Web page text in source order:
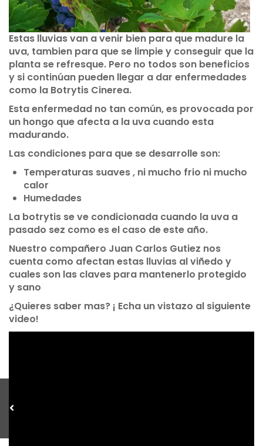
Estas lluvias van a venir bien para que madure la
uva, tambien para que se limpie y conseguir que la
planta se refresque. Pero no todos son beneficios
y si continúan pueden llegar a dar enfermedades
como la Botrytis Cinerea.
Esta enfermedad no tan común, es provocada por
un hongo que afecta a la uva cuando esta
madurando.
Las condiciones para que se desarrolle son:
Temperaturas suaves , ni mucho frio ni mucho
calor
Humedades
La botrytis se ve condicionada cuando la uva a
pasado sez como es el caso de este año.
Nuestro compañero Juan Carlos Gutiez nos
cuenta como afectan estas lluvias al viñedo y
cuales son las claves para mantenerlo protegido
y sano
¿Quieres saber mas? ¡ Echa un vistazo al siguiente
video!